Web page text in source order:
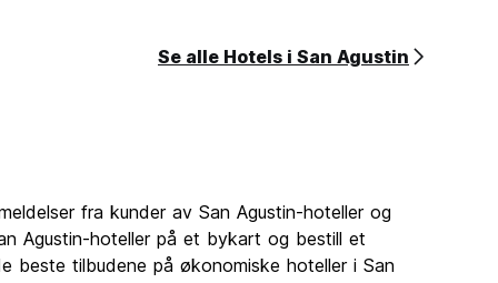
Se alle Hotels i San Agustin
fra kunder av San Agustin-hoteller og
Agustin-hoteller på et bykart og bestill et
beste tilbudene på økonomiske hoteller i San